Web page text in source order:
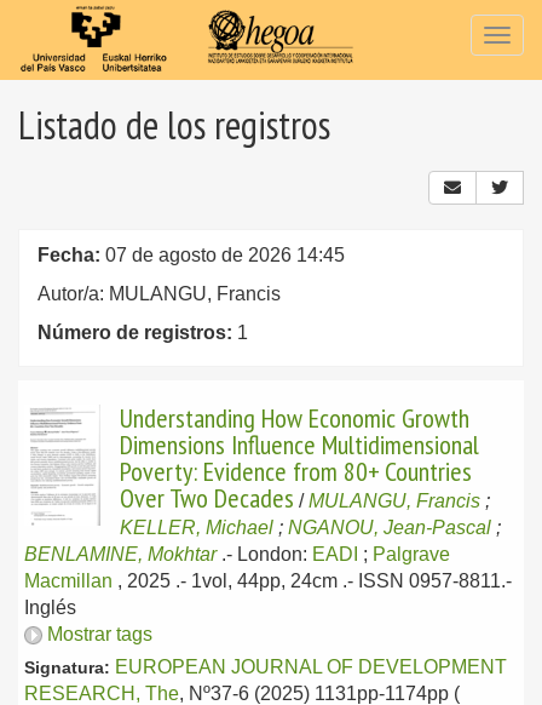
Listado de los registros
Fecha: 07 de agosto de 2026 14:45
Autor/a: MULANGU, Francis
Número de registros: 1
Understanding How Economic Growth
Dimensions Influence Multidimensional
Poverty: Evidence from 80+ Countries
Over Two Decades /MULANGU, Francis ;
KELLER, Michael ; NGANOU, Jean-Pascal ;
BENLAMINE, Mokhtar .- London: EADI ; Palgrave
Macmillan , 2025 .- 1vol, 44pp, 24cm .- ISSN 0957-8811.-
Inglés
Mostrar tags
Signatura: EUROPEAN JOURNAL OF DEVELOPMENT
RESEARCH, The, Nº37-6 (2025) 1131pp-1174pp (